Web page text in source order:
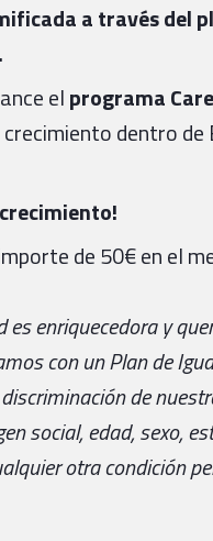
a través del
elprograma
dentro de
de 50€ en el
enriquecedora y
con un Plan de
de
social, edad, sexo,
otra condición